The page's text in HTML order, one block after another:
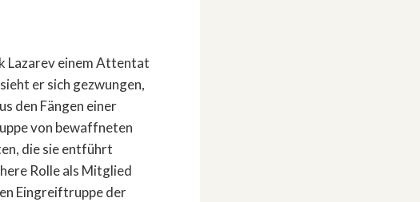
Lazarev einem Attentat
er sich gezwungen,
den Fängen einer
von bewaffneten
die sie entführt
Rolle als Mitglied
Eingreiftruppe der